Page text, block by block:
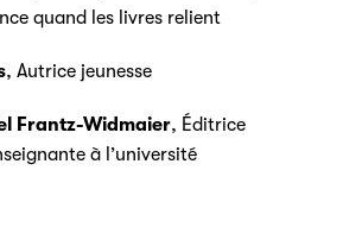
quand les livres relient
, Autrice jeunesse
Frantz-Widmaier, Éditrice
à l’université